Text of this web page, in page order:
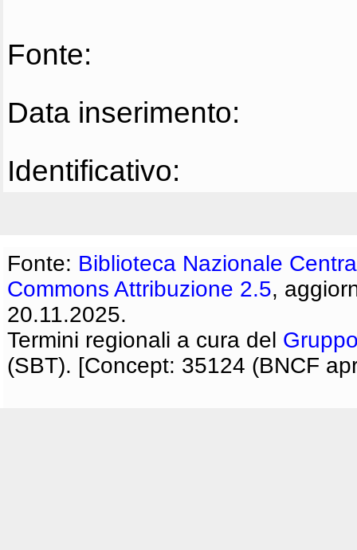
Fonte:
Data inserimento:
Identificativo:
Fonte: Biblioteca Nazionale
Commons Attribuzione 2.5,
20.11.2025.
Termini regionali a cura del
(SBT). [Concept: 35124 (BNCF